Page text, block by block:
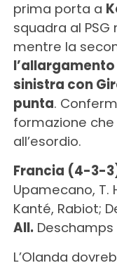
prima porta a
squadra al
mentre la
sinistra con
punta.
formazione
all’esordio.
Francia (4-3-
Upamecano, T.
Kanté, Rabiot;
All. Deschamps
L’Olanda